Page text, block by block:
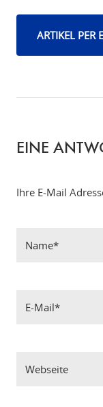
ARTIKEL PER
EINE
Ihre E-Mail